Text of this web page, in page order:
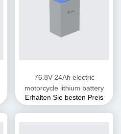
76.8V 24Ah electric
motorcycle lithium battery
Erhalten Sie besten Preis